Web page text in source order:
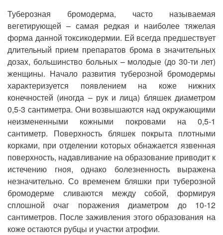
Туберозная бромодерма, часто называемая
вегетирующей – самая редкая и наиболее тяжелая
форма данной токсикодермии. Ей всегда предшествует
длительный прием препаратов брома в значительных
дозах, большинство больных – молодые (до 30-ти лет)
женщины. Начало развития туберозной бромодермы
характеризуется появлением на коже нижних
конечностей (иногда – рук и лица) бляшек диаметром
0,5-3 сантиметра. Они возвышаются над окружающими
неизмененными кожными покровами на 0,5-1
сантиметр. Поверхность бляшек покрыта плотными
корками, при отделении которых обнажается язвенная
поверхность, надавливание на образование приводит к
истечению гноя, однако болезненность выражена
незначительно. Со временем бляшки при туберозной
бромодерме сливаются между собой, формируя
сплошной очаг поражения диаметром до 10-12
сантиметров. После заживления этого образования на
коже остаются рубцы и участки атрофии.